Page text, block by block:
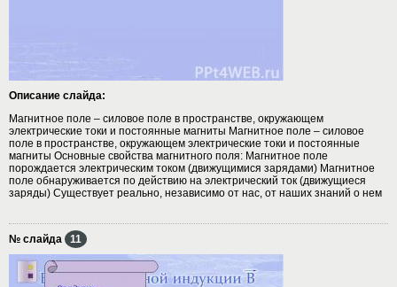
Описание слайда:
Магнитное поле – силовое поле в пространстве, окружающем
электрические токи и постоянные магниты Магнитное поле – силовое
поле в пространстве, окружающем электрические токи и постоянные
магниты Основные свойства магнитного поля: Магнитное поле
порождается электрическим током (движущимися зарядами) Магнитное
поле обнаруживается по действию на электрический ток (движущиеся
заряды) Существует реально, независимо от нас, от наших знаний о нем
№ слайда 11